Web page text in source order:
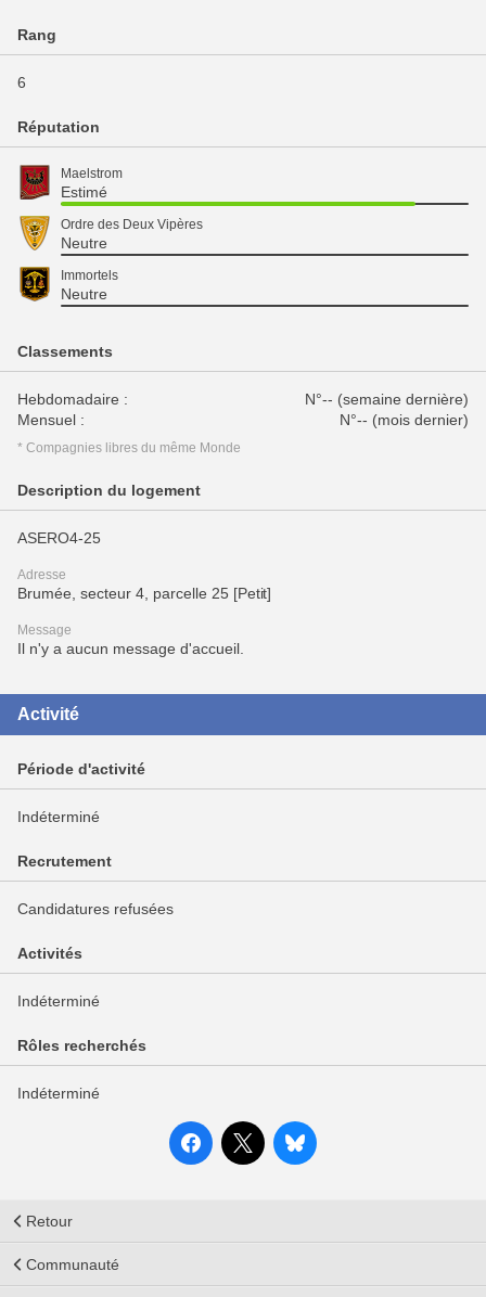
Rang
6
Réputation
Maelstrom
Estimé
Ordre des Deux Vipères
Neutre
Immortels
Neutre
Classements
Hebdomadaire :
N°-- (semaine dernière)
Mensuel :
N°-- (mois dernier)
* Compagnies libres du même Monde
Description du logement
ASERO4-25
Adresse
Brumée, secteur 4, parcelle 25 [Petit]
Message
Il n'y a aucun message d'accueil.
Activité
Période d'activité
Indéterminé
Recrutement
Candidatures refusées
Activités
Indéterminé
Rôles recherchés
Indéterminé
Retour
Communauté